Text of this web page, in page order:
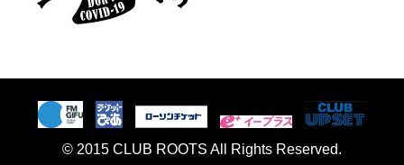
© 2015 CLUB ROOTS All Rights Reserved.